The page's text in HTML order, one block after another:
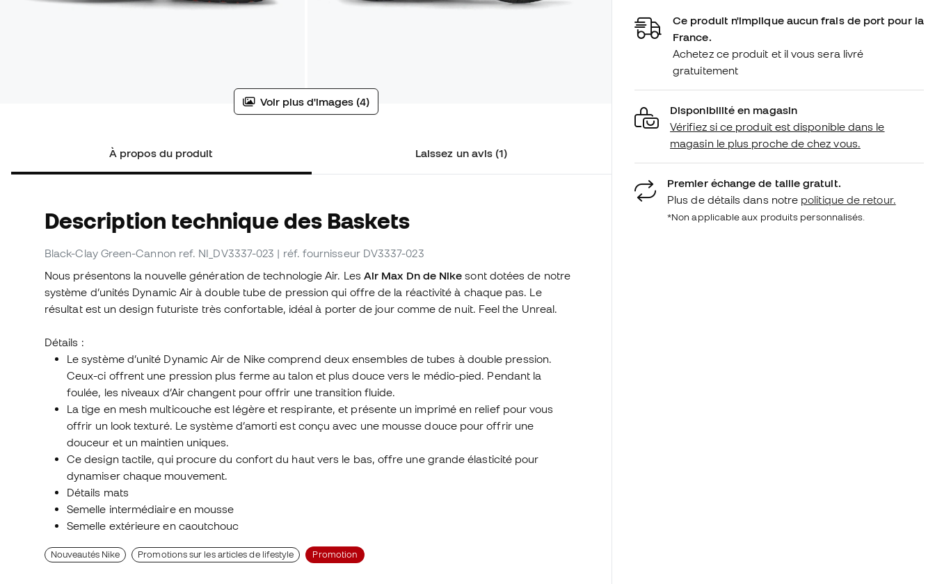
Voir plus d'images (4)
À propos du produit Laissez un avis (1)
Description technique des Baskets
Black-Clay Green-Cannon ref. NI_DV3337-023 | réf. fournisseur DV3337-023
Nous présentons la nouvelle génération de technologie Air. Les Air Max Dn de Nike sont dotées de notre
système d’unités Dynamic Air à double tube de pression qui offre de la réactivité à chaque pas. Le
résultat est un design futuriste très confortable, idéal à porter de jour comme de nuit. Feel the Unreal.
Détails :
Le système d’unité Dynamic Air de Nike comprend deux ensembles de tubes à double pression.
Ceux-ci offrent une pression plus ferme au talon et plus douce vers le médio-pied. Pendant la
foulée, les niveaux d’Air changent pour offrir une transition fluide.
La tige en mesh multicouche est légère et respirante, et présente un imprimé en relief pour vous
offrir un look texturé. Le système d’amorti est conçu avec une mousse douce pour offrir une
douceur et un maintien uniques.
Ce design tactile, qui procure du confort du haut vers le bas, offre une grande élasticité pour
dynamiser chaque mouvement.
Détails mats
Semelle intermédiaire en mousse
Semelle extérieure en caoutchouc
Nouveautés Nike Promotions sur les articles de lifestyle Promotion
Ce produit n'implique aucun frais de port pour la
France.
Achetez ce produit et il vous sera livré
gratuitement
Disponibilité en magasin
Vérifiez si ce produit est disponible dans le
magasin le plus proche de chez vous.
Premier échange de taille gratuit.
Plus de détails dans notre politique de retour.
*Non applicable aux produits personnalisés.